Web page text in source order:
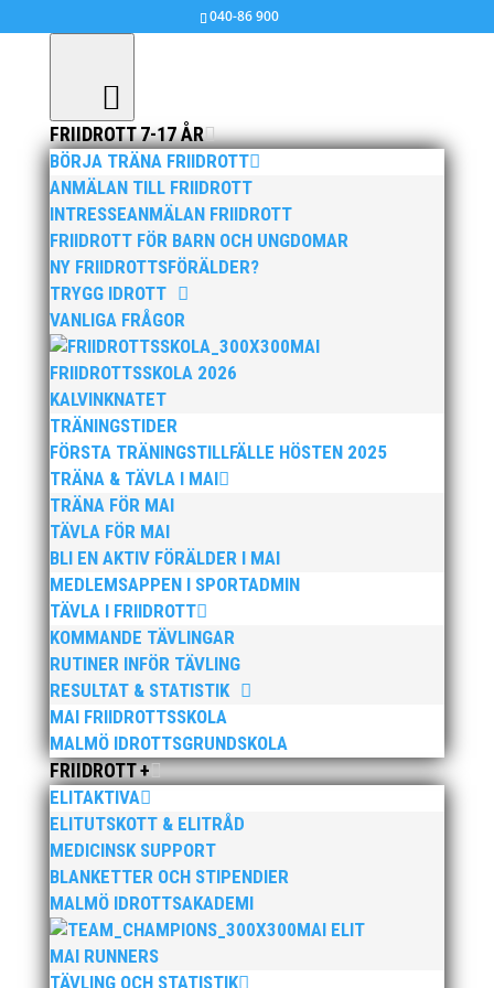
040-86 900
FRIIDROTT 7-17 ÅR
BÖRJA TRÄNA FRIIDROTT
ANMÄLAN TILL FRIIDROTT
INTRESSEANMÄLAN FRIIDROTT
FRIIDROTT FÖR BARN OCH UNGDOMAR
NY FRIIDROTTSFÖRÄLDER?
TRYGG IDROTT
VANLIGA FRÅGOR
MAI
FRIIDROTTSSKOLA 2026
KALVINKNATET
TRÄNINGSTIDER
FÖRSTA TRÄNINGSTILLFÄLLE HÖSTEN 2025
TRÄNA & TÄVLA I MAI
TRÄNA FÖR MAI
TÄVLA FÖR MAI
BLI EN AKTIV FÖRÄLDER I MAI
MEDLEMSAPPEN I SPORTADMIN
TÄVLA I FRIIDROTT
KOMMANDE TÄVLINGAR
RUTINER INFÖR TÄVLING
RESULTAT & STATISTIK
MAI FRIIDROTTSSKOLA
MALMÖ IDROTTSGRUNDSKOLA
FRIIDROTT +
ELITAKTIVA
ELITUTSKOTT & ELITRÅD
MEDICINSK SUPPORT
BLANKETTER OCH STIPENDIER
MALMÖ IDROTTSAKADEMI
MAI ELIT
MAI RUNNERS
TÄVLING OCH STATISTIK
Bilder från Stafett-SM 2014 i Kil
maj 28, 2014|Okategoriserade
Foto: Latoya Dennis
>>Fler bilder från Stafett-SM 2014 i Kil, klicka här!
Publicerat tidigare
Bilder från Stafett-SM 2026. Foto: Thomas
Leandersson Fler bilder från MAI:s Årsmöte 2026
Anders Hallström, 55, blir ny klubbchef i MAI. Han